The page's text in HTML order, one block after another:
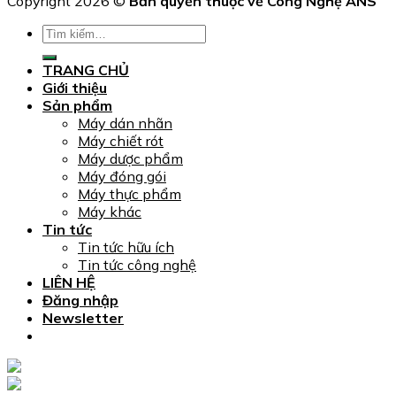
Tìm
kiếm:
TRANG CHỦ
Giới thiệu
Sản phẩm
Máy dán nhãn
Máy chiết rót
Máy dược phẩm
Máy đóng gói
Máy thực phẩm
Máy khác
Tin tức
Tin tức hữu ích
Tin tức công nghệ
LIÊN HỆ
Đăng nhập
Newsletter